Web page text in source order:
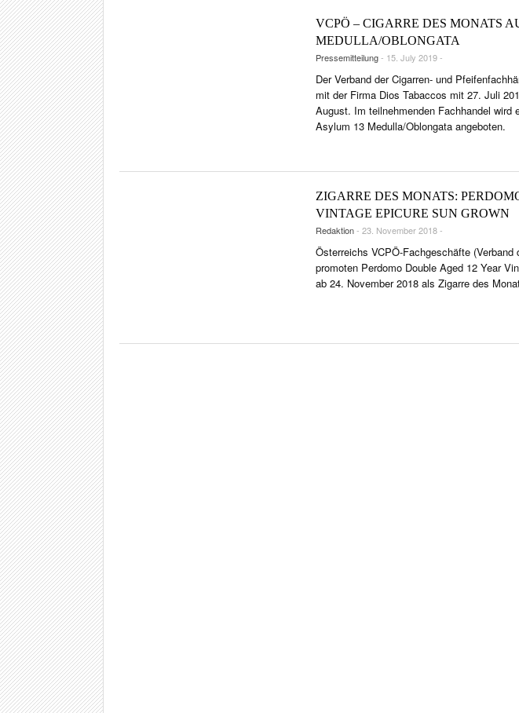
VCPÖ – CIGARRE DES MONATS
MEDULLA/OBLONGATA
Pressemitteilung- 15. July 2019 -
Der Verband der Cigarren- und
mit der Firma Dios Tabaccos mit 27. Juli
August. Im teilnehmenden Fachhandel
Asylum 13 Medulla/Oblongata angeboten.
ZIGARRE DES MONATS:
VINTAGE EPICURE SUN GROWN
Redaktion- 23. November 2018 -
Österreichs VCPÖ-Fachgeschäfte
promoten Perdomo Double Aged 12 Year
ab 24. November 2018 als Zigarre des